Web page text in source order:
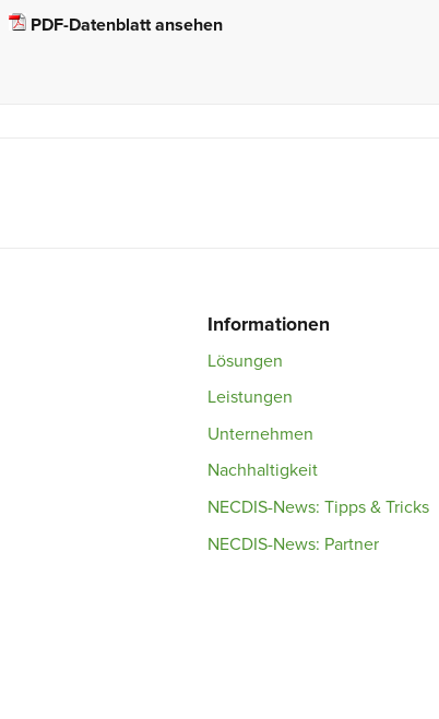
PDF-Datenblatt ansehen
Informationen
Lösungen
Leistungen
Unternehmen
Nachhaltigkeit
NECDIS-News: Tipps & Tricks
NECDIS-News: Partner